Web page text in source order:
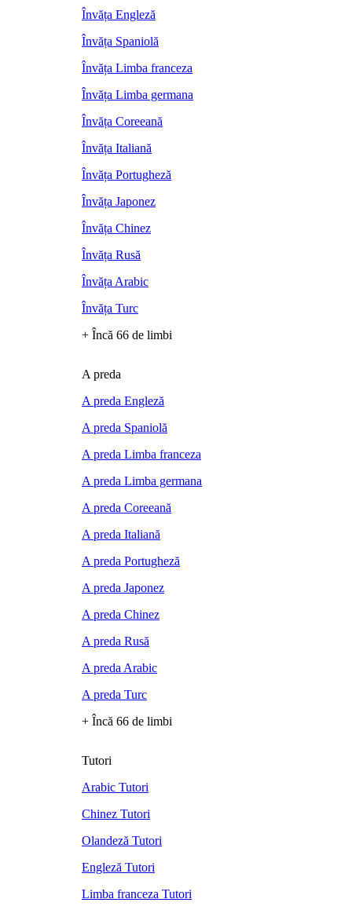
Învăța Engleză
Învăța Spaniolă
Învăța Limba franceza
Învăța Limba germana
Învăța Coreeană
Învăța Italiană
Învăța Portugheză
Învăța Japonez
Învăța Chinez
Învăța Rusă
Învăța Arabic
Învăța Turc
+ Încă 66 de limbi
A preda
A preda Engleză
A preda Spaniolă
A preda Limba franceza
A preda Limba germana
A preda Coreeană
A preda Italiană
A preda Portugheză
A preda Japonez
A preda Chinez
A preda Rusă
A preda Arabic
A preda Turc
+ Încă 66 de limbi
Tutori
Arabic Tutori
Chinez Tutori
Olandeză Tutori
Engleză Tutori
Limba franceza Tutori